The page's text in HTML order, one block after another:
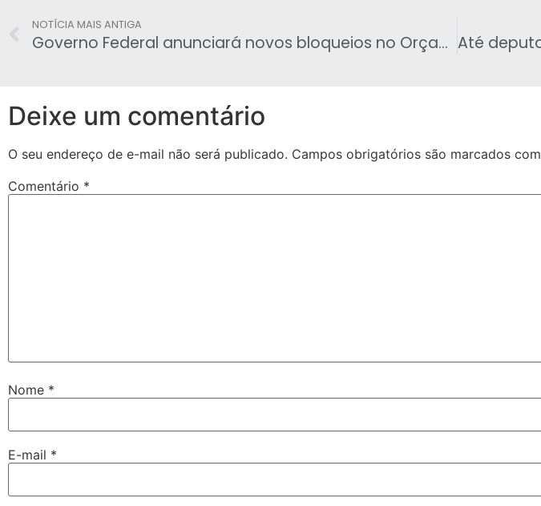
NOTÍCIA MAIS ANTIGA
Governo Federal anunciará novos bloqueios no Orçamento na quarta-feira
Deixe um comentário
O seu endereço de e-mail não será publicado. Campos obrigatórios são marcados com
Comentário *
Nome *
E-mail *